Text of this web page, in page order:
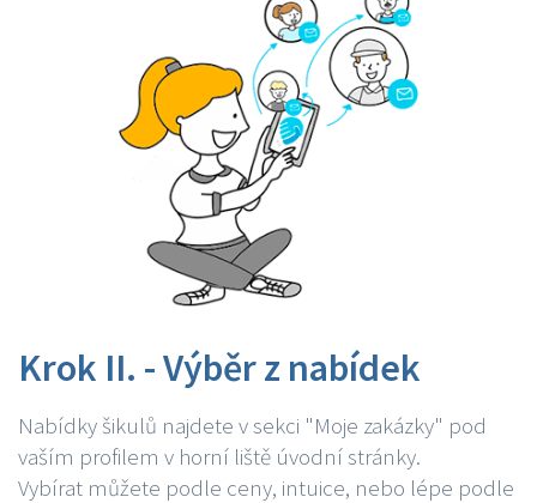
Krok II. - Výběr z nabídek
Nabídky šikulů najdete v sekci "Moje zakázky" pod
vaším profilem v horní liště úvodní stránky.
Vybírat můžete podle ceny, intuice, nebo lépe podle